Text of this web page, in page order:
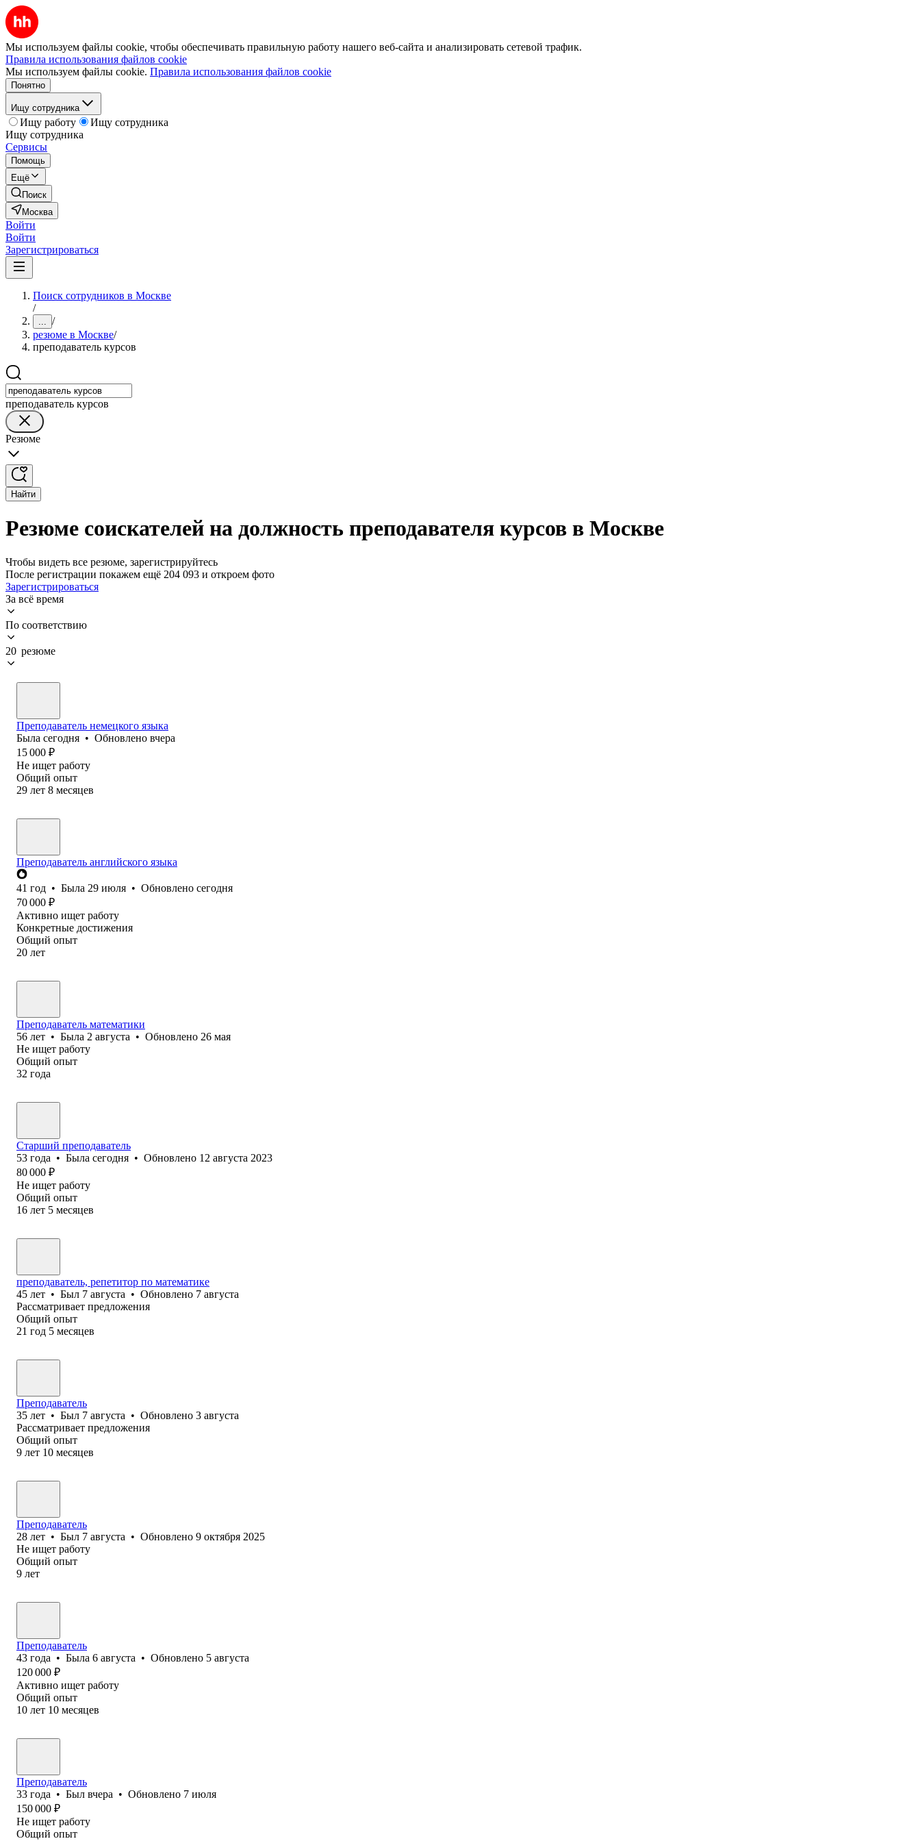
Мы используем файлы cookie, чтобы обеспечивать правильную работу нашего веб-сайта и анализировать сетевой трафик.
Правила использования файлов cookie
Мы используем файлы cookie. Правила использования файлов cookie
Понятно
Ищу сотрудника
Ищу работу
Ищу сотрудника
Ищу сотрудника
Сервисы
Помощь
Ещё
Поиск
Москва
Войти
Войти
Зарегистрироваться
Поиск сотрудников в Москве
/
... /
резюме в Москве/
преподаватель курсов
преподаватель курсов
Резюме
Найти
Резюме соискателей на должность преподавателя курсов в Москве
Чтобы видеть все резюме, зарегистрируйтесь
После регистрации покажем ещё 204 093 и откроем фото
Зарегистрироваться
За всё время
По соответствию
20 резюме
Преподаватель немецкого языка
Была сегодня • Обновлено вчера
15 000 ₽
Не ищет работу
Общий опыт
29 лет 8 месяцев
Преподаватель английского языка
41 год • Была 29 июля • Обновлено сегодня
70 000 ₽
Активно ищет работу
Конкретные достижения
Общий опыт
20 лет
Преподаватель математики
56 лет • Была 2 августа • Обновлено 26 мая
Не ищет работу
Общий опыт
32 года
Старший преподаватель
53 года • Была сегодня • Обновлено 12 августа 2023
80 000 ₽
Не ищет работу
Общий опыт
16 лет 5 месяцев
преподаватель, репетитор по математике
45 лет • Был 7 августа • Обновлено 7 августа
Рассматривает предложения
Общий опыт
21 год 5 месяцев
Преподаватель
35 лет • Был 7 августа • Обновлено 3 августа
Рассматривает предложения
Общий опыт
9 лет 10 месяцев
Преподаватель
28 лет • Был 7 августа • Обновлено 9 октября 2025
Не ищет работу
Общий опыт
9 лет
Преподаватель
43 года • Была 6 августа • Обновлено 5 августа
120 000 ₽
Активно ищет работу
Общий опыт
10 лет 10 месяцев
Преподаватель
33 года • Был вчера • Обновлено 7 июля
150 000 ₽
Не ищет работу
Общий опыт